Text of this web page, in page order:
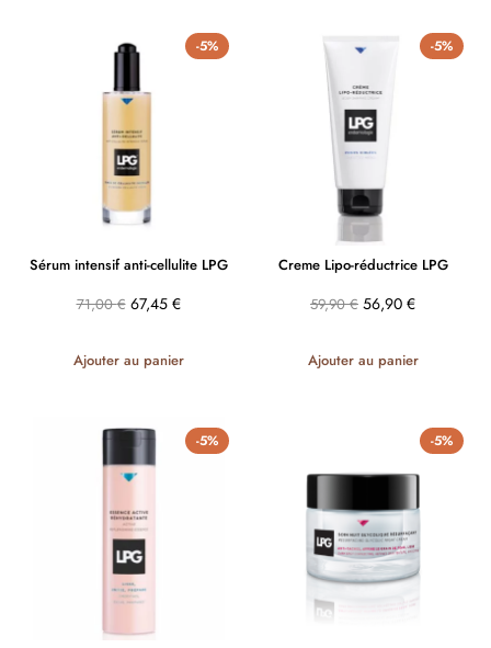
-5%
Sérum intensif anti-cellulite LPG
71,00€ 67,45 €
Ajouter au panier
-5%
Creme Lipo-réductrice LPG
59,90€ 56,90 €
Ajouter au panier
-5% -5%